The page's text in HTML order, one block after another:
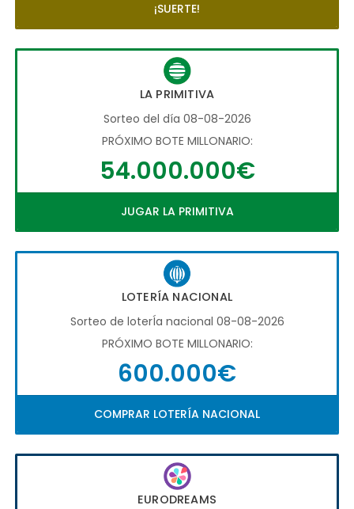
¡SUERTE!
LA PRIMITIVA
Sorteo del día 08-08-2026
PRÓXIMO BOTE MILLONARIO:
54.000.000€
JUGAR LA PRIMITIVA
LOTERÍA NACIONAL
Sorteo de loterÍa nacional 08-08-2026
PRÓXIMO BOTE MILLONARIO:
600.000€
COMPRAR LOTERÍA NACIONAL
EURODREAMS